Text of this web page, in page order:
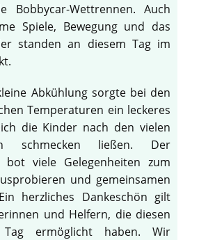
Bobbycar-Wettrennen. Auch
Spiele, Bewegung und das
standen an diesem Tag im
Abkühlung sorgte bei den
Temperaturen ein leckeres
die Kinder nach den vielen
schmecken ließen. Der
bot viele Gelegenheiten zum
und gemeinsamen
herzliches Dankeschön gilt
und Helfern, die diesen
Tag ermöglicht haben. Wir